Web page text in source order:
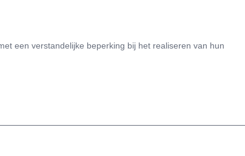
een verstandelijke beperking bij het realiseren van hun